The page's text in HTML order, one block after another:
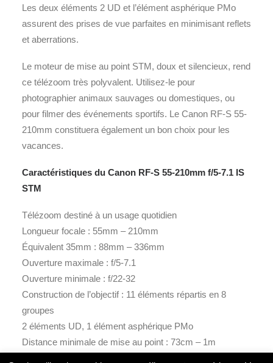
Les deux éléments 2 UD et l’élément asphérique PMo
assurent des prises de vue parfaites en minimisant reflets
et aberrations.
Le moteur de mise au point STM, doux et silencieux, rend
ce télézoom très polyvalent. Utilisez-le pour
photographier animaux sauvages ou domestiques, ou
pour filmer des événements sportifs. Le Canon RF-S 55-
210mm constituera également un bon choix pour les
vacances.
Caractéristiques du Canon RF-S 55-210mm f/5-7.1 IS
STM
Télézoom destiné à un usage quotidien
Longueur focale : 55mm – 210mm
Équivalent 35mm : 88mm – 336mm
Ouverture maximale : f/5-7.1
Ouverture minimale : f/22-32
Construction de l’objectif : 11 éléments répartis en 8
groupes
2 éléments UD, 1 élément asphérique PMo
Distance minimale de mise au point : 73cm – 1m